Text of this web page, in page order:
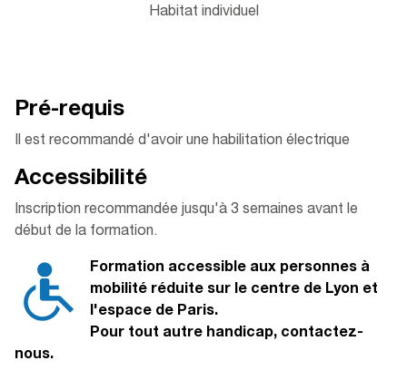
Habitat individuel
Pré-requis
Il est recommandé d'avoir une habilitation électrique
Accessibilité
Inscription recommandée jusqu'à 3 semaines avant le
début de la formation.
Formation accessible aux personnes à
mobilité réduite sur le centre de Lyon et
l'espace de Paris.
Pour tout autre handicap, contactez-
nous.